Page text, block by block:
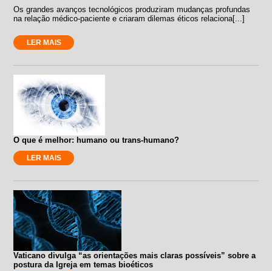
Os grandes avanços tecnológicos produziram mudanças profundas
na relação médico-paciente e criaram dilemas éticos relaciona[...]
LER MAIS
O que é melhor: humano ou trans-humano?
LER MAIS
Vaticano divulga “as orientações mais claras possíveis” sobre a
postura da Igreja em temas bioéticos